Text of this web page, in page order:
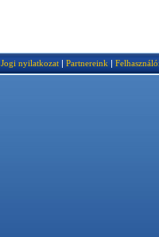
Jogi nyilatkozat | Partnereink |